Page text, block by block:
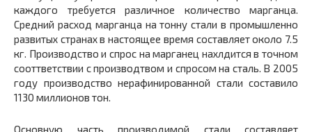
каждого требуется различное количество марганца.
Средний расход марганца на тонну стали в промышленно
развитых странах в настоящее время составляет около 7.5
кг. Производство и спрос на марганец нахлдится в точном
сооттветствии с производтвом и спросом на сталь. В 2005
году производство нерафинированной стали составило
1130 миллионов тон.
Основную часть производимой стали составляет